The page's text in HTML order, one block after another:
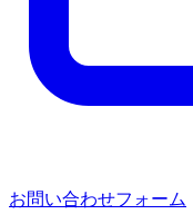
お問い合わせフォーム